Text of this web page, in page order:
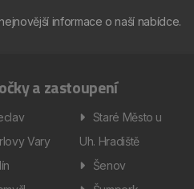
informace o naší nabídce.
a zastoupení
Vary
Staré Město u
Uh. Hradiště
Šenov